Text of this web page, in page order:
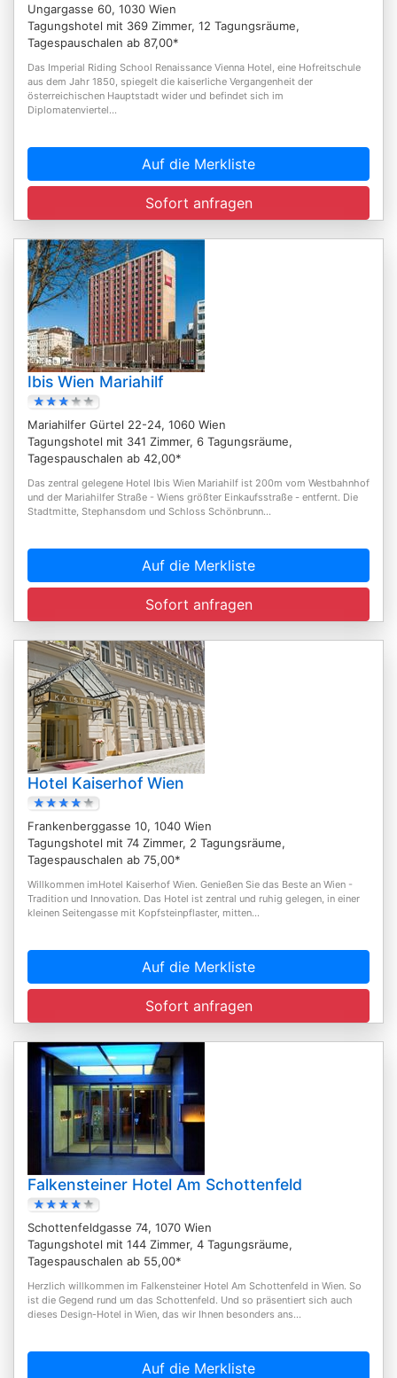
Ungargasse 60, 1030 Wien
Tagungshotel mit 369 Zimmer, 12 Tagungsräume,
Tagespauschalen ab 87,00*
Das Imperial Riding School Renaissance Vienna Hotel, eine Hofreitschule
aus dem Jahr 1850, spiegelt die kaiserliche Vergangenheit der
österreichischen Hauptstadt wider und befindet sich im
Diplomatenviertel...
Auf die Merkliste
Sofort anfragen
Ibis Wien Mariahilf
Mariahilfer Gürtel 22-24, 1060 Wien
Tagungshotel mit 341 Zimmer, 6 Tagungsräume,
Tagespauschalen ab 42,00*
Das zentral gelegene Hotel Ibis Wien Mariahilf ist 200m vom Westbahnhof
und der Mariahilfer Straße - Wiens größter Einkaufsstraße - entfernt. Die
Stadtmitte, Stephansdom und Schloss Schönbrunn...
Auf die Merkliste
Sofort anfragen
Hotel Kaiserhof Wien
Frankenberggasse 10, 1040 Wien
Tagungshotel mit 74 Zimmer, 2 Tagungsräume,
Tagespauschalen ab 75,00*
Willkommen imHotel Kaiserhof Wien. Genießen Sie das Beste an Wien -
Tradition und Innovation. Das Hotel ist zentral und ruhig gelegen, in einer
kleinen Seitengasse mit Kopfsteinpflaster, mitten...
Auf die Merkliste
Sofort anfragen
Falkensteiner Hotel Am Schottenfeld
Schottenfeldgasse 74, 1070 Wien
Tagungshotel mit 144 Zimmer, 4 Tagungsräume,
Tagespauschalen ab 55,00*
Herzlich willkommen im Falkensteiner Hotel Am Schottenfeld in Wien. So
ist die Gegend rund um das Schottenfeld. Und so präsentiert sich auch
dieses Design-Hotel in Wien, das wir Ihnen besonders ans...
Auf die Merkliste